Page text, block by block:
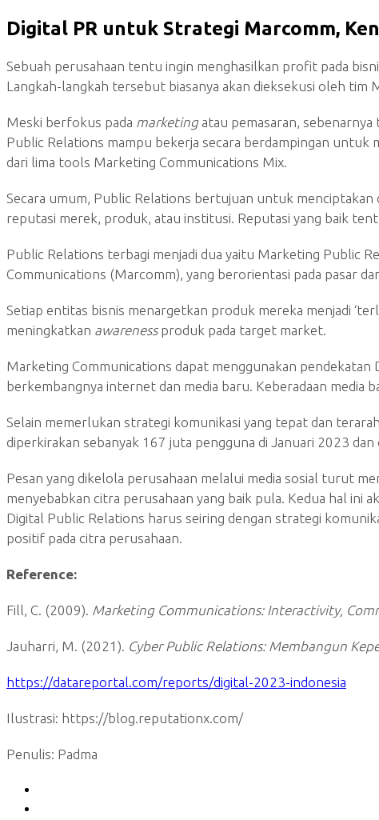
Digital PR untuk Strategi Marcomm,
Sebuah perusahaan tentu ingin menghasilkan profit pada
Langkah-langkah tersebut biasanya akan dieksekusi oleh
Meski berfokus pada marketing atau pemasaran,
Public Relations mampu bekerja secara berdampingan
dari lima tools Marketing Communications Mix.
Secara umum, Public Relations bertujuan untuk
reputasi merek, produk, atau institusi. Reputasi yang baik
Public Relations terbagi menjadi dua yaitu Marketing Public
Communications (Marcomm), yang berorientasi pada pasar
Setiap entitas bisnis menargetkan produk mereka menjadi
meningkatkan awareness produk pada target market.
Marketing Communications dapat menggunakan pendekatan
berkembangnya internet dan media baru. Keberadaan media
Selain memerlukan strategi komunikasi yang tepat dan
diperkirakan sebanyak 167 juta pengguna di Januari 2023
Pesan yang dikelola perusahaan melalui media sosial turut
menyebabkan citra perusahaan yang baik pula. Kedua hal
Digital Public Relations harus seiring dengan strategi
positif pada citra perusahaan.
Reference:
Fill, C. (2009). Marketing Communications: Interactivity,
Jauharri, M. (2021). Cyber Public Relations: Membangun
https://datareportal.com/reports/digital-2023-indonesia
Ilustrasi: https://blog.reputationx.com/
Penulis: Padma